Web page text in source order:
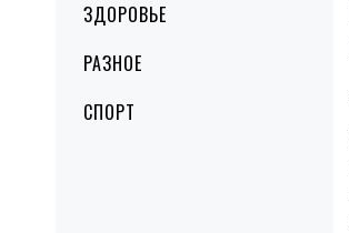
ЗДОРОВЬЕ
РАЗНОЕ
СПОРТ